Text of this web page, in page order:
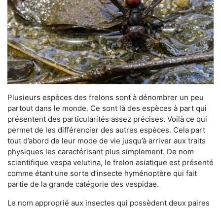
Plusieurs espèces des frelons sont à dénombrer un peu
partout dans le monde. Ce sont là des espèces à part qui
présentent des particularités assez précises. Voilà ce qui
permet de les différencier des autres espèces. Cela part
tout d’abord de leur mode de vie jusqu’à arriver aux traits
physiques les caractérisant plus simplement. De nom
scientifique vespa velutina, le frelon asiatique est présenté
comme étant une sorte d’insecte hyménoptère qui fait
partie de la grande catégorie des vespidae.
Le nom approprié aux insectes qui possèdent deux paires